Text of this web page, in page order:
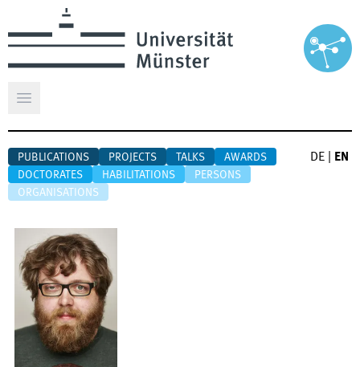
Open main menu
PUBLICATIONS PROJECTS TALKS
AWARDS
DOCTORATES
HABILITATIONS
PERSONS
ORGANISATIONS
DE EN